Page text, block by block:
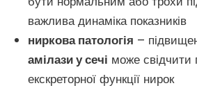
важлива динаміка показників
ниркова патологія –
амілази у сечі може
екскреторної функції нирок